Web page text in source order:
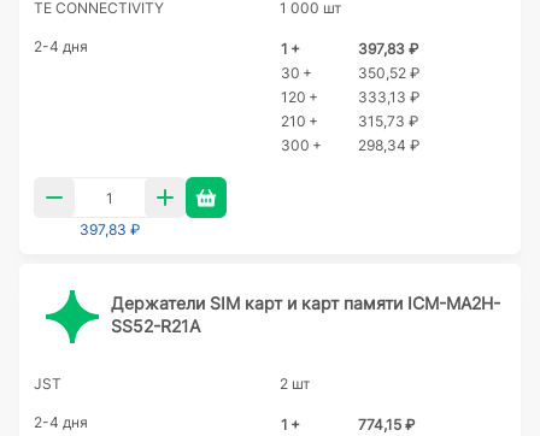
TE CONNECTIVITY 1 000 шт
2-4 дня 1 +
397,83 ₽
30 +
350,52 ₽
120 +
333,13 ₽
210 +
315,73 ₽
300 +
298,34 ₽
397,83 ₽
Держатели SIM карт и карт памяти ICM-MA2H-
SS52-R21A
JST 2 шт
2-4 дня 1 +
774,15 ₽